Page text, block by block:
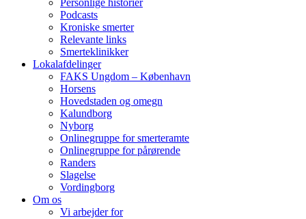
Personlige historier
Podcasts
Kroniske smerter
Relevante links
Smerteklinikker
Lokalafdelinger
FAKS Ungdom – København
Horsens
Hovedstaden og omegn
Kalundborg
Nyborg
Onlinegruppe for smerteramte
Onlinegruppe for pårørende
Randers
Slagelse
Vordingborg
Om os
Vi arbejder for